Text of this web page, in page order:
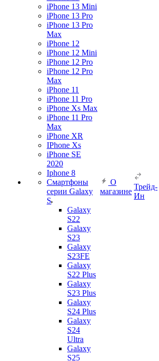
iPhone 13 Mini
iPhone 13 Pro
iPhone 13 Pro
Max
iPhone 12
iPhone 12 Mini
iPhone 12 Pro
iPhone 12 Pro
Max
iPhone 11
iPhone 11 Pro
iPhone Xs Max
iPhone 11 Pro
Max
iPhone XR
IPhone Xs
iPhone SE
2020
Iphone 8
Смартфоны
серии Galaxy
S
Galaxy
S22
Galaxy
S23
Galaxy
S23FE
Galaxy
S22 Plus
Galaxy
S23 Plus
Galaxy
S24 Plus
Galaxy
S24
Ultra
Galaxy
S25
О
магазине
Трейд-
Ин